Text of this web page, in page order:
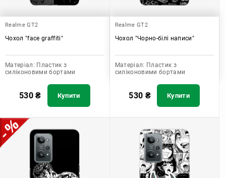
Realme GT2
Чохол "face graffiti"
Матеріал: Пластик з
силіконовими бортами
530₴ Купити
Realme GT2
Чохол "Чорно-білі написи"
Матеріал: Пластик з
силіконовими бортами
530 ₴ Купити